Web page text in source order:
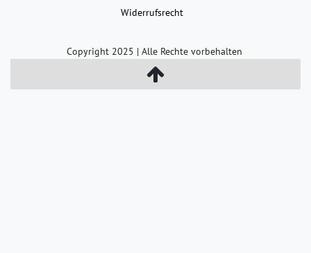
Widerrufs­recht
Copyright 2025 | Alle Rechte vorbehalten